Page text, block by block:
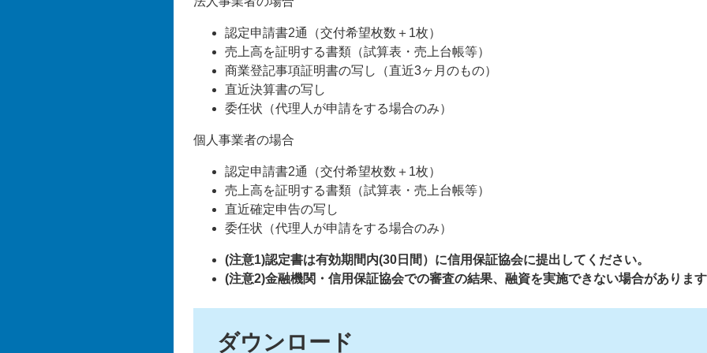
認定申請書2通（交付希望枚数＋1枚）
売上高を証明する書類（試算表・売上台帳等）
商業登記事項証明書の写し（直近3ヶ月のもの）
直近決算書の写し
委任状（代理人が申請をする場合のみ）
個人事業者の場合
認定申請書2通（交付希望枚数＋1枚）
売上高を証明する書類（試算表・売上台帳等）
直近確定申告の写し
委任状（代理人が申請をする場合のみ）
(注意1)認定書は有効期間内(30日間）に信用保証協会に提出してください。
(注意2)金融機関・信用保証協会での審査の結果、融資を実施できない場合がありま
ダウンロード